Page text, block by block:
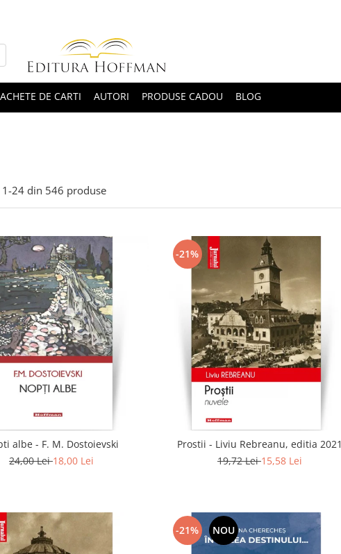
DE CARTI AUTORI PRODUSE CADOU BLOG
1-24 din 546 produse
albe - F. M. Dostoievski
24,00 Lei18,00 Lei
-21%
Prostii - Liviu Rebreanu, editia 2021
19,72 Lei15,58 Lei
-21% NOU